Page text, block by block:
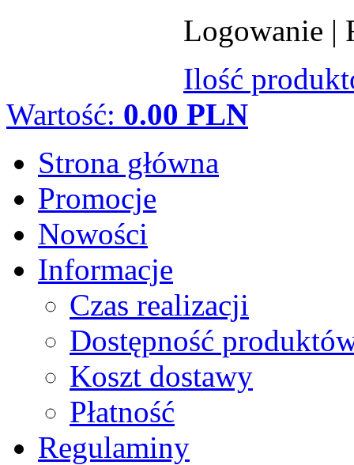
Logowanie |
Ilość
Wartość: 0.00 PLN
Strona główna
Promocje
Nowości
Informacje
Czas realizacji
Dostępność
Koszt dostawy
Płatność
Regulaminy